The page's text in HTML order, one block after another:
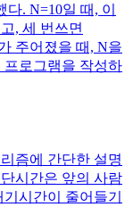
. N=10일 때, 이
, 세 번쓰면
주어졌을 때, N을
로그램을 작성하
즘에 간단한 설명
시간은 앞의 사람
시간이 줄어들기